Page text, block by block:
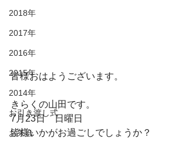
2018年
2017年
2016年
2015年
2014年
お引き渡し式
お茶会
皆様おはようございます。
きらくの山田です。
7月23日　日曜日
皆様いかがお過ごしでしょうか？